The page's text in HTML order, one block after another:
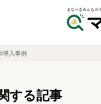
導入事例
する記事